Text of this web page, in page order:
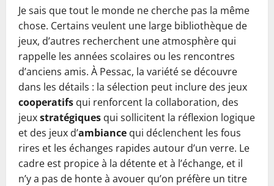
Je sais que tout le monde ne cherche pas la même
chose. Certains veulent une large bibliothèque de
jeux, d’autres recherchent une atmosphère qui
rappelle les années scolaires ou les rencontres
d’anciens amis. À Pessac, la variété se découvre
dans les détails : la sélection peut inclure des jeux
cooperatifs qui renforcent la collaboration, des
jeuxstratégiques qui sollicitent la réflexion logique
et des jeux d’ambiance qui déclenchent les fous
rires et les échanges rapides autour d’un verre. Le
cadre est propice à la détente et à l’échange, et il
n’y a pas de honte à avouer qu’on préfère un titre